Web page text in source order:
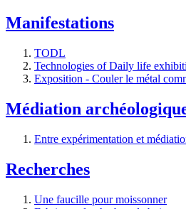
Manifestations
TODL
Technologies of Daily life
Exposition - Couler le métal
Médiation
Entre expérimentation et
Recherches
Une faucille pour moissonner